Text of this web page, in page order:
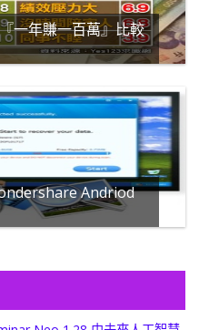
一年賺一百萬』比較
Andriod